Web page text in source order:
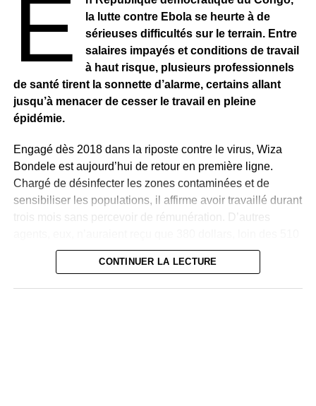
E
la lutte contre Ebola se heurte à de
sérieuses difficultés sur le terrain. Entre
salaires impayés et conditions de travail
à haut risque, plusieurs professionnels
de santé tirent la sonnette d’alarme, certains allant
jusqu’à menacer de cesser le travail en pleine
épidémie.
Engagé dès 2018 dans la riposte contre le virus, Wiza
Bondele est aujourd’hui de retour en première ligne.
Chargé de désinfecter les zones contaminées et de
sensibiliser les populations, il affirme avoir travaillé durant
trois mois sans percevoir de rémunération. D’autres
dollars initialement promis.
CONTINUER LA LECTURE